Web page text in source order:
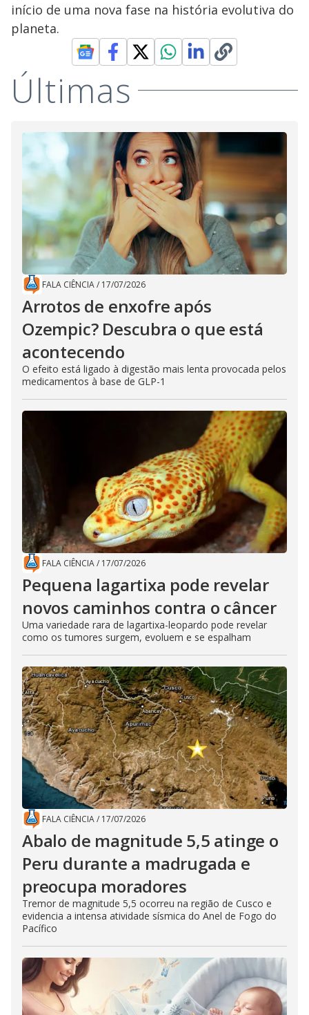
início de uma nova fase na história evolutiva do
planeta.
Últimas
FALA CIÊNCIA/ 17/07/2026
Arrotos de enxofre após
Ozempic? Descubra o que está
acontecendo
O efeito está ligado à digestão mais lenta provocada pelos
medicamentos à base de GLP-1
FALA CIÊNCIA/ 17/07/2026
Pequena lagartixa pode revelar
novos caminhos contra o câncer
Uma variedade rara de lagartixa-leopardo pode revelar
como os tumores surgem, evoluem e se espalham
FALA CIÊNCIA/ 17/07/2026
Abalo de magnitude 5,5 atinge o
Peru durante a madrugada e
preocupa moradores
Tremor de magnitude 5,5 ocorreu na região de Cusco e
evidencia a intensa atividade sísmica do Anel de Fogo do
Pacífico